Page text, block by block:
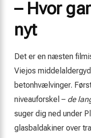
– Hvor
nyt
Det er en næsten
Viejos
betonhvælvinger.
niveauforskel – de
suger dig ned under
glasbaldakiner over